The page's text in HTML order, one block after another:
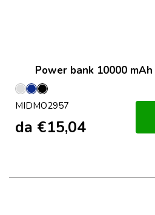
Power bank 10000
Argento
Francese
Navy
Nero
MIDMO2957
da €15,04